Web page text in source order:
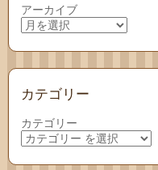
アーカイブ
カテゴリー
カテゴリー